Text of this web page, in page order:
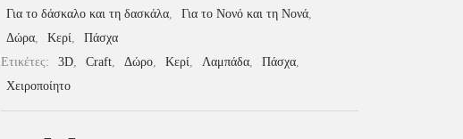
Για το δάσκαλο και τη δασκάλα
Για το Νονό και τη Νονά
Δώρα
Κερί
Πάσχα
Ετικέτες:
3D Craft Δώρο Κερί Λαμπάδα Πάσχα
Χειροποίητο